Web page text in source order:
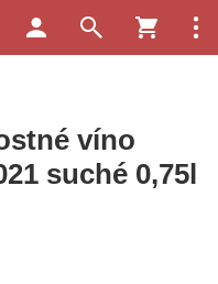
víno
suché 0,75l